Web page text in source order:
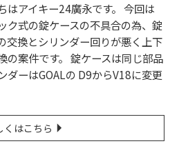
はアイキー24廣永です。 今回は
ク式の錠ケースの不具合の為、錠
交換とシリンダー回りが悪く上下
の案件です。 錠ケースは同じ部品
ダーはGOALの D9からV18に変更
くはこちら